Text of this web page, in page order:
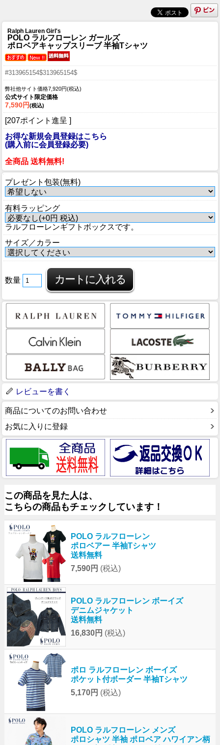
Ralph Lauren Girl's
POLO ラルフローレン ガールズ
ポロベアキャップスリーブ 半袖Tシャツ
#313965154$313965154$
弊社他サイト価格7,920円(税込)
公式サイト限定価格
7,590円(税込)
[207ポイント進呈 ]
お得な新規会員登録はこちら
(購入前に会員登録必要)
全商品 送料無料!
プレゼント包装(無料)
有料ラッピング
ラルフローレンギフトボックスです。
サイズ／カラー
数量
レビューを書く
商品についてのお問い合わせ
お気に入りに登録
この商品を見た人は、
こちらの商品もチェックしています！
POLO ラルフローレン
ポロベアー 半袖Tシャツ
送料無料
7,590円 (税込)
POLO ラルフローレン ボーイズ
デニムジャケット
送料無料
16,830円 (税込)
ポロ ラルフローレン ボーイズ
ポケット付ボーダー 半袖Tシャツ
5,170円 (税込)
POLO ラルフローレン メンズ
ポロシャツ 半袖 ポロベア ハワイアン柄